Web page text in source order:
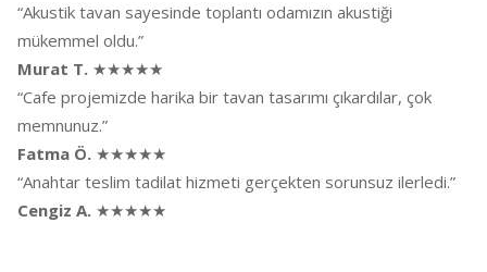
“Akustik tavan sayesinde toplantı odamızın akustiği
mükemmel oldu.”
Murat T. ★★★★★
“Cafe projemizde harika bir tavan tasarımı çıkardılar, çok
memnunuz.”
Fatma Ö. ★★★★★
“Anahtar teslim tadilat hizmeti gerçekten sorunsuz ilerledi.”
Cengiz A. ★★★★★